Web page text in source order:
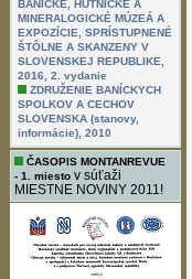
BANÍCKE, HUTNÍCKE A
MINERALOGICKÉ MÚZEÁ A
EXPOZÍCIE, SPRÍSTUPNENÉ
ŠTÔLNE A SKANZENY V
SLOVENSKEJ REPUBLIKE,
2016, 2. vydanie
ZDRUŽENIE BANÍCKYCH
SPOLKOV A CECHOV
SLOVENSKA (stanovy,
informácie), 2010
ČASOPIS MONTANREVUE
- 1. miesto v súťaži
MIESTNE NOVINY 2011!